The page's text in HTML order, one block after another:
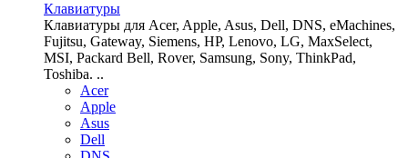
Клавиатуры
Клавиатуры для Acer, Apple, Asus, Dell, DNS, eMachines,
Fujitsu, Gateway, Siemens, HP, Lenovo, LG, MaxSelect,
MSI, Packard Bell, Rover, Samsung, Sony, ThinkPad,
Toshiba. ..
Acer
Apple
Asus
Dell